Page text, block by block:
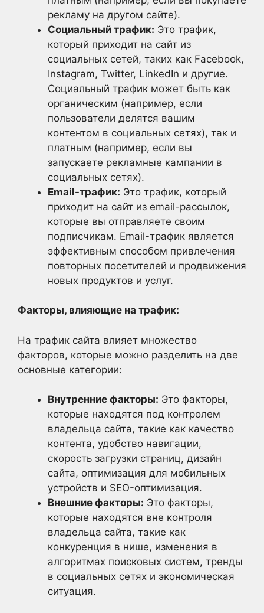
рекламу на другом сайте).
Социальный трафик: Это трафик,
который приходит на сайт из
социальных сетей, таких как Facebook,
Instagram, Twitter, LinkedIn и другие.
Социальный трафик может быть как
органическим (например, если
пользователи делятся вашим
контентом в социальных сетях), так и
платным (например, если вы
запускаете рекламные кампании в
социальных сетях).
Email-трафик: Это трафик, который
приходит на сайт из email-рассылок,
которые вы отправляете своим
подписчикам. Email-трафик является
эффективным способом привлечения
повторных посетителей и продвижения
новых продуктов и услуг.
Факторы, влияющие на трафик:
На трафик сайта влияет множество
факторов, которые можно разделить на две
основные категории:
Внутренние факторы: Это факторы,
которые находятся под контролем
владельца сайта, такие как качество
контента, удобство навигации,
скорость загрузки страниц, дизайн
сайта, оптимизация для мобильных
устройств и SEO-оптимизация.
Внешние факторы: Это факторы,
которые находятся вне контроля
владельца сайта, такие как
конкуренция в нише, изменения в
алгоритмах поисковых систем, тренды
в социальных сетях и экономическая
ситуация.